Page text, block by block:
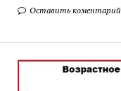
Оставить коментарий